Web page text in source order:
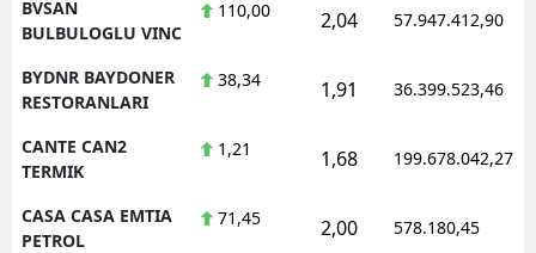
BVSAN
BULBULOGLU VINC
110,00 2,04 57.947.412,90
BYDNR BAYDONER
RESTORANLARI
38,34 1,91 36.399.523,46
CANTE CAN2
TERMIK
1,21 1,68 199.678.042,27
CASA CASA EMTIA
PETROL
71,45 2,00 578.180,45